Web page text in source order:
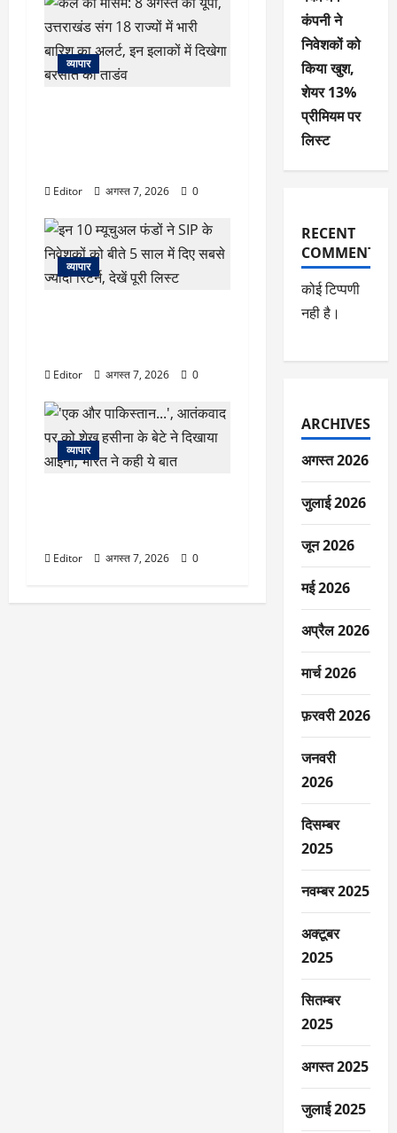
व्यापार
Editor अगस्त 7, 2026 0
व्यापार
Editor अगस्त 7, 2026 0
व्यापार
Editor अगस्त 7, 2026 0
कंपनी ने
निवेशकों को
किया खुश,
शेयर 13%
प्रीमियम पर
लिस्ट
RECENT
COMMENTS
कोई टिप्पणी
नही है।
ARCHIVES
अगस्त 2026
जुलाई 2026
जून 2026
मई 2026
अप्रैल 2026
मार्च 2026
फ़रवरी 2026
जनवरी
2026
दिसम्बर
2025
नवम्बर 2025
अक्टूबर
2025
सितम्बर
2025
अगस्त 2025
जुलाई 2025